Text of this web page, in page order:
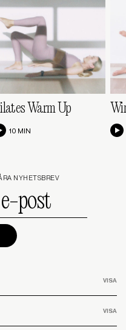
Warm Up
10 MIN
NYHETSBREV